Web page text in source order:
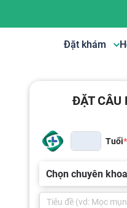
Đặt khám
ĐẶT CÂU
Tuổi
Chọn chuyên khoa